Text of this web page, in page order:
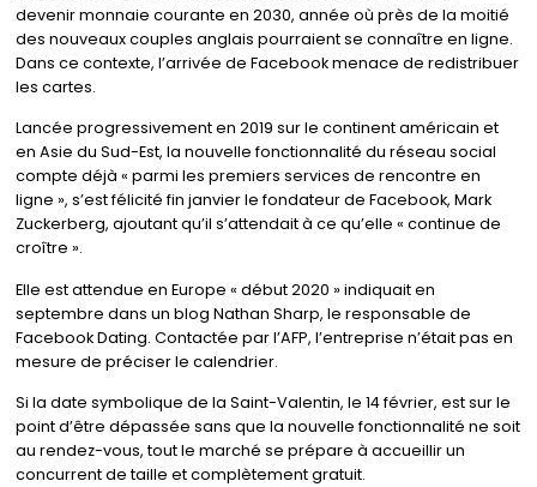
devenir monnaie courante en 2030, année où près de la moitié
des nouveaux couples anglais pourraient se connaître en ligne.
Dans ce contexte, l’arrivée de Facebook menace de redistribuer
les cartes.
Lancée progressivement en 2019 sur le continent américain et
en Asie du Sud-Est, la nouvelle fonctionnalité du réseau social
compte déjà « parmi les premiers services de rencontre en
ligne », s’est félicité fin janvier le fondateur de Facebook, Mark
Zuckerberg, ajoutant qu’il s’attendait à ce qu’elle « continue de
croître ».
Elle est attendue en Europe « début 2020 » indiquait en
septembre dans un blog Nathan Sharp, le responsable de
Facebook Dating. Contactée par l’AFP, l’entreprise n’était pas en
mesure de préciser le calendrier.
Si la date symbolique de la Saint-Valentin, le 14 février, est sur le
point d’être dépassée sans que la nouvelle fonctionnalité ne soit
au rendez-vous, tout le marché se prépare à accueillir un
concurrent de taille et complètement gratuit.